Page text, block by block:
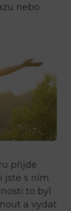
nebo
přijde
jste s ním
to byl
a vydat